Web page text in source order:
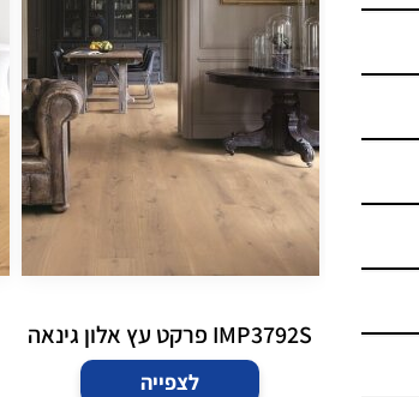
IMP3792S פרקט עץ אלון גינאה
לצפייה